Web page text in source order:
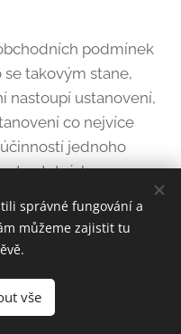
podmínek
takovým stane,
nastoupí ustanovení,
co nejvíce
jednoho
ostatních
podmínek je
podobě a
správné fungování a
můžeme zajistit tu
vše